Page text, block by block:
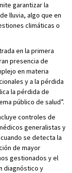
garantizar la
lluvia, algo que en
climáticas o
en la primera
presencia de
en materia
y a la pérdida
la pérdida de
público de salud”.
controles de
generalistas y
se detecta la
de mayor
gestionados y el
diagnóstico y